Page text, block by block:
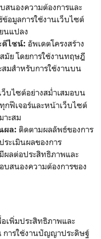
สนองความต้องการและ
อมูลการใช้งานเว็บไซต์
นแปลง
ดีไซน์: อัพเดตโครงสร้าง
ย โดยการใช้งานทฤษฎี
มสำหรับการใช้งานบน
บไซต์อย่างสม่ำเสมอบน
กฟีเจอร์และหน้าเว็บไซต์
าะสม
ผล: ติดตามผลลัพธ์ของการ
ะเมินผลของการ
ผลต่อประสิทธิภาพและ
สนองความต้องการของ
เพิ่มประสิทธิภาพและ
การใช้งานปัญญาประดิษฐ์